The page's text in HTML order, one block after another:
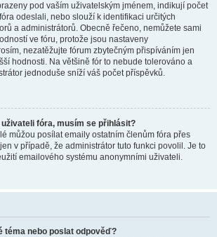
pod vaším uživatelským jménem, indikují počet
odeslali, nebo slouží k identifikaci určitých
a administrátorů. Obecně řečeno, nemůžete sami
ve fóru, protože jsou nastaveny
nezatěžujte fórum zbytečným přispíváním jen
hodnosti. Na většině fór to nebude tolerováno a
jednoduše sníží váš počet příspěvků.
fóra, musím se přihlásit?
můžou posílat emaily ostatním členům fóra přes
v případě, že administrátor tuto funkci povolil. Je to
emailového systému anonymními uživateli.
téma nebo poslat odpověď?